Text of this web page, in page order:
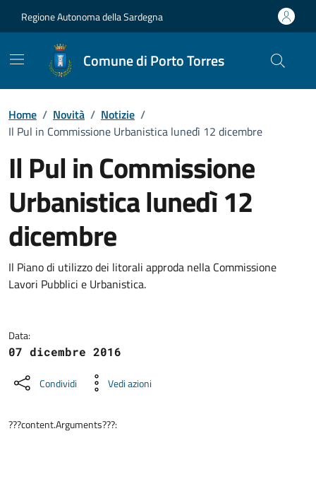
Regione Autonoma della Sardegna
Comune di Porto Torres
Home / Novità / Notizie /
Il Pul in Commissione Urbanistica lunedì 12 dicembre
Il Pul in Commissione
Urbanistica lunedì 12
dicembre
Dettagli della notizia
Il Piano di utilizzo dei litorali approda nella Commissione
Lavori Pubblici e Urbanistica.
Data:
07 dicembre 2016
Condividi Vedi azioni
???content.Arguments???: